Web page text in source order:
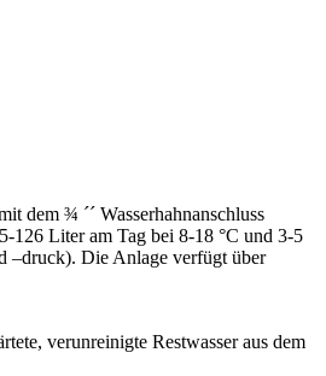
dem ¾ ´´ Wasserhahnanschluss
126 Liter am Tag bei 8-18 °C und 3-5
–druck). Die Anlage verfügt über
verunreinigte Restwasser aus dem